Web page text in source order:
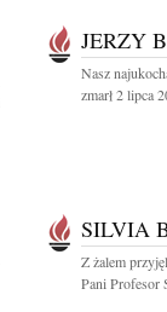
JERZY
Nasz
zmarł 2 lipca
SILVIA
Z żalem
Pani Profesor